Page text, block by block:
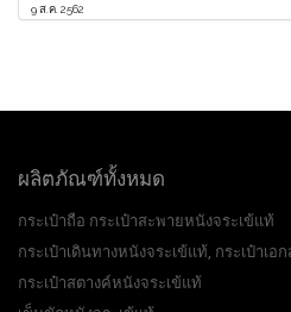
9 ส.ค. 2562
ผลิตภัณฑ์ทั้งหมด
กระเป๋าถือ กระเป๋าสะพายหนังจระเข้แท้
กระเป๋าเดินทางหนังจระเข้แท้, กระเป๋าเอ
กระเป๋าสตางค์หนังจระเข้แท้